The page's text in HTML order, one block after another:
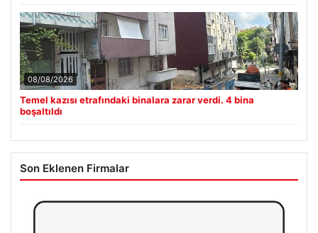
08/08/2026
Temel kazısı etrafındaki binalara zarar verdi. 4 bina
boşaltıldı
Son Eklenen Firmalar